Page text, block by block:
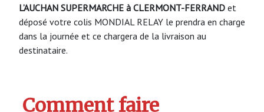
L’AUCHAN SUPERMARCHE à CLERMONT-FERRAND et
déposé votre colis MONDIAL RELAY le prendra en charge
dans la journée et ce chargera de la livraison au
destinataire.
Comment faire